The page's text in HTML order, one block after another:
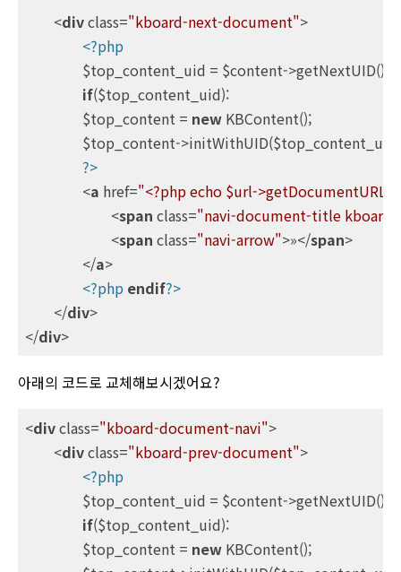
<divclass="kboard-next-document">
<?php
if($top_content_uid):
		$top_content =
new KBContent();
?>
<a href="<?php echo $url-
<span class="navi-document-title
<span class="navi-arrow">»</span>
</a>
<?php endif?>
</div>
</div>
아래의 코드로 교체해보시겠어요?
<divclass="kboard-document-navi">
<divclass="kboard-prev-document">
<?php
if($top_content_uid):
		$top_content =
new KBContent();